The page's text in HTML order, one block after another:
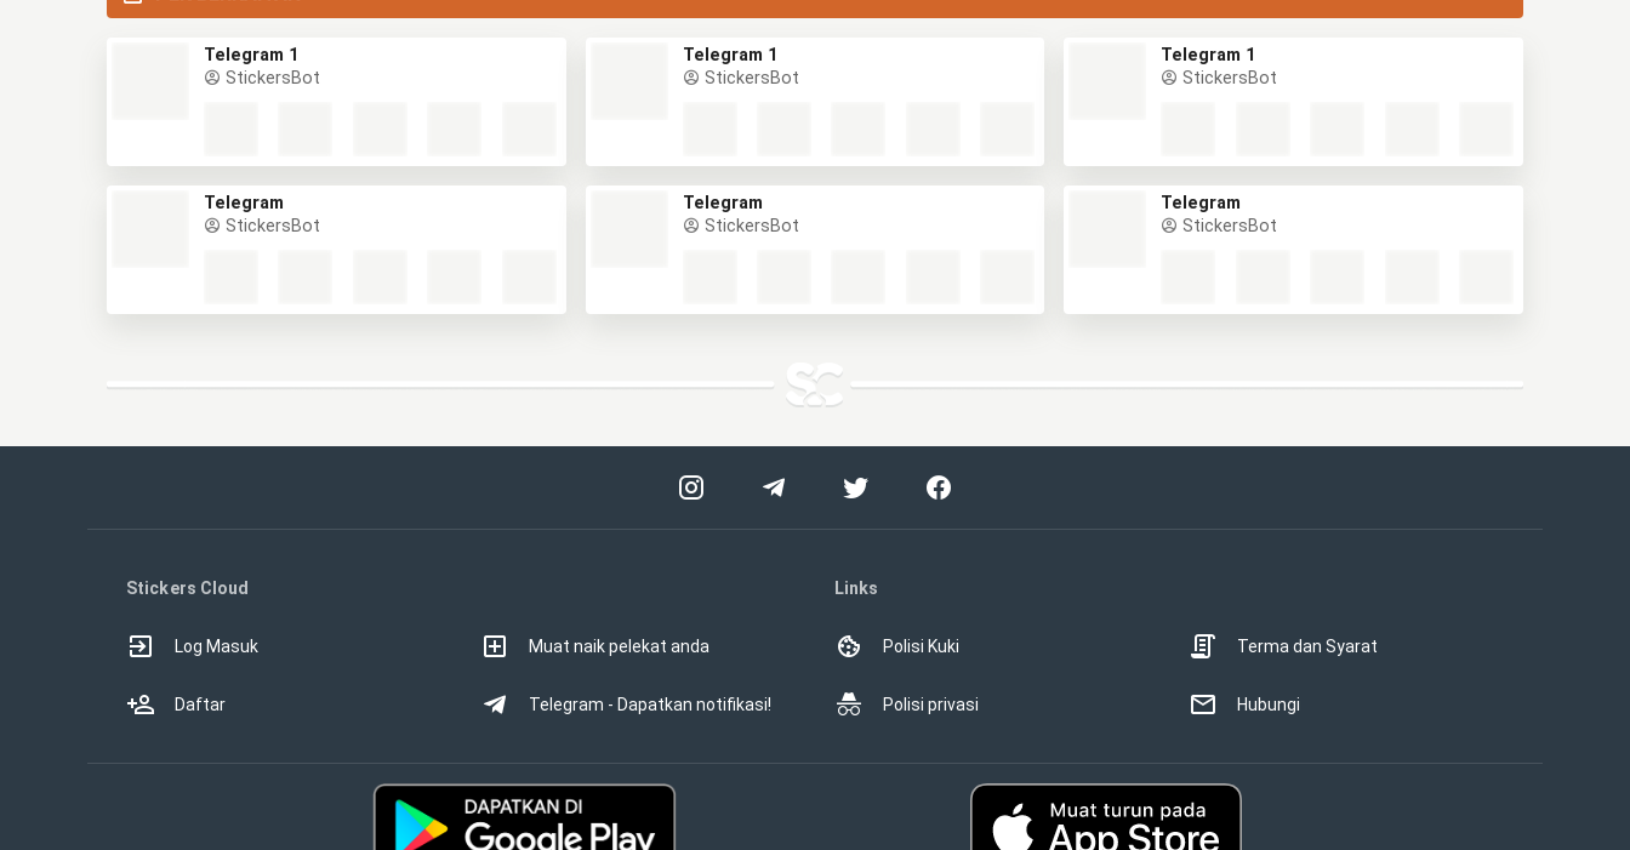
Telegram 1
StickersBot
Telegram 1
StickersBot
Telegram 1
StickersBot
Telegram
StickersBot
Telegram
StickersBot
Telegram
StickersBot
Stickers Cloud
Log Masuk
Daftar
Muat naik pelekat anda
Telegram - Dapatkan notifikasi!
Links
Polisi Kuki
Polisi privasi
Terma dan Syarat
Hubungi